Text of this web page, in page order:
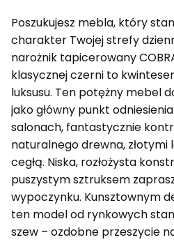
Poszukujesz mebla, który
charakter Twojej strefy
narożnik tapicerowany
klasycznej czerni to
luksusu. Ten potężny mebel
jako główny punkt
salonach, fantastycznie
naturalnego drewna,
cegłą. Niska, rozłożysta
puszystym sztruksem
wypoczynku. Kunsztownym
ten model od rynkowych
szew – ozdobne przeszycie